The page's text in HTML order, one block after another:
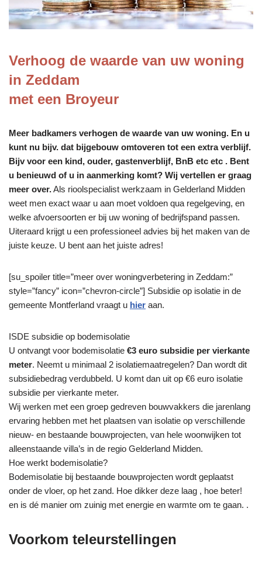
Verhoog de waarde van uw woning
in Zeddam
met een Broyeur
Meer badkamers verhogen de waarde van uw woning. En u
kunt nu bijv. dat bijgebouw omtoveren tot een extra verblijf.
Bijv voor een kind, ouder, gastenverblijf, BnB etc etc . Bent
u benieuwd of u in aanmerking komt? Wij vertellen er graag
meer over.Als rioolspecialist werkzaam in Gelderland Midden
weet men exact waar u aan moet voldoen qua regelgeving, en
welke afvoersoorten er bij uw woning of bedrijfspand passen.
Uiteraard krijgt u een professioneel advies bij het maken van de
juiste keuze. U bent aan het juiste adres!
[su_spoiler title=”meer over woningverbetering in Zeddam:”
style=”fancy” icon=”chevron-circle”] Subsidie op isolatie in de
gemeente Montferland vraagt u hier aan.
ISDE subsidie op bodemisolatie
U ontvangt voor bodemisolatie €3 euro subsidie per vierkante
meter. Neemt u minimaal 2 isolatiemaatregelen? Dan wordt dit
subsidiebedrag verdubbeld. U komt dan uit op €6 euro isolatie
subsidie per vierkante meter.
Wij werken met een groep gedreven bouwvakkers die jarenlang
ervaring hebben met het plaatsen van isolatie op verschillende
nieuw- en bestaande bouwprojecten, van hele woonwijken tot
alleenstaande villa’s in de regio Gelderland Midden.
Hoe werkt bodemisolatie?
Bodemisolatie bij bestaande bouwprojecten wordt geplaatst
onder de vloer, op het zand. Hoe dikker deze laag , hoe beter!
en is dé manier om zuinig met energie en warmte om te gaan. .
Voorkom teleurstellingen